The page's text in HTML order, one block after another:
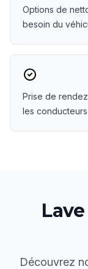
Options de
besoin du
Prise de
les
Découvrez